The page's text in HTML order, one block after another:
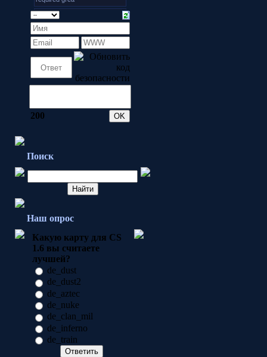
200
Поиск
Наш опрос
Какую карту для CS
1.6 вы считаете
лучшей?
de_dust
de_dust2
de_aztec
de_nuke
de_clan_mil
de_inferno
de_train